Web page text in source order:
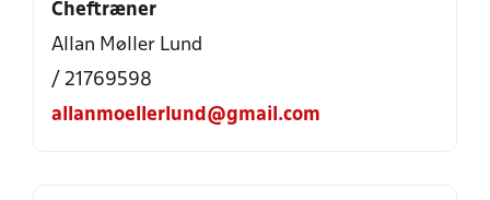
Cheftræner
Allan Møller Lund
/ 21769598
allanmoellerlund@gmail.com